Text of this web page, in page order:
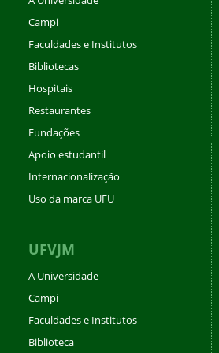
Campi
Faculdades e Institutos
Bibliotecas
Hospitais
Restaurantes
Fundações
Apoio estudantil
Internacionalização
Uso da marca UFU
UFVJM
A Universidade
Campi
Faculdades e Institutos
Biblioteca